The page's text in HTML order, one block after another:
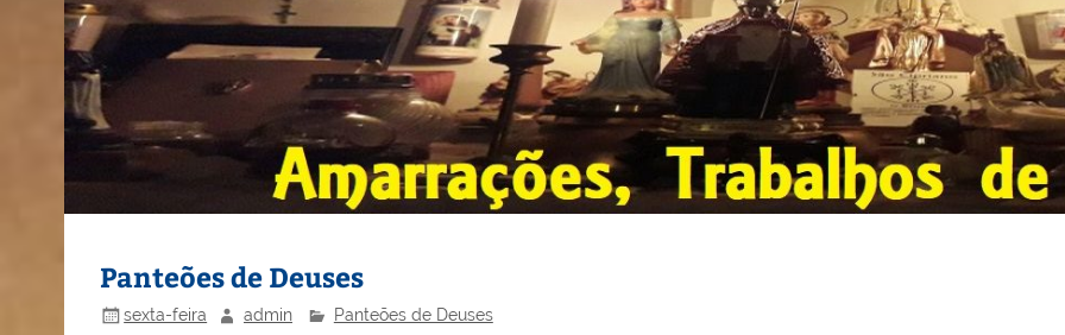
Panteões de Deuses
sexta-feira admin Panteões de Deuses